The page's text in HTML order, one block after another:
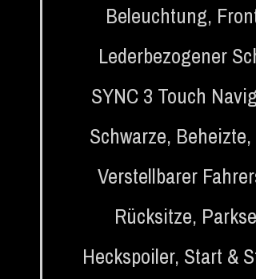
Beleuchtung,
Lederbezogener
SYNC 3 Touch
Schwarze,
Verstellbarer
Rücksitze,
Heckspoiler, Start &